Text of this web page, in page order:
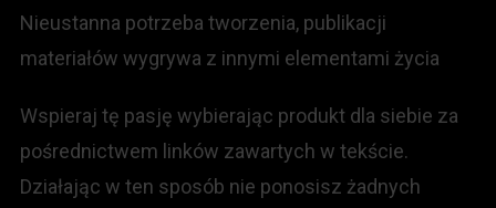
Nieustanna potrzeba tworzenia, publikacji
materiałów wygrywa z innymi elementami życia
Wspieraj tę pasję wybierając produkt dla siebie za
pośrednictwem linków zawartych w tekście.
Działając w ten sposób nie ponosisz żadnych